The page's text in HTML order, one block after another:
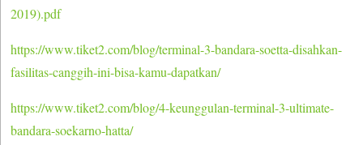
2019).pdf
https://www.tiket2.com/blog/terminal-3-bandara-soetta-disahkan-
fasilitas-canggih-ini-bisa-kamu-dapatkan/
https://www.tiket2.com/blog/4-keunggulan-terminal-3-ultimate-
bandara-soekarno-hatta/